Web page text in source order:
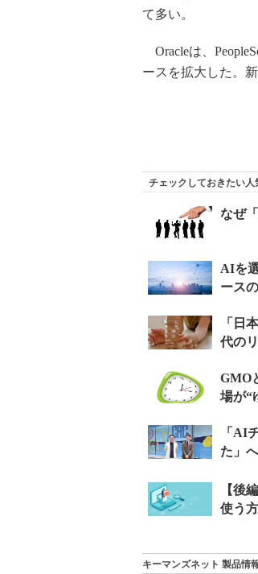
て多い。
Oracleは、
ースを拡大した。
チェックしておきたい人
キーマンズネット 製品情